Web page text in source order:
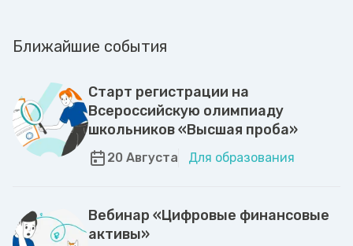
Ближайшие события
Старт регистрации на
Всероссийскую олимпиаду
школьников «Высшая проба»
20 Августа Для образования
Вебинар «Цифровые финансовые
активы»